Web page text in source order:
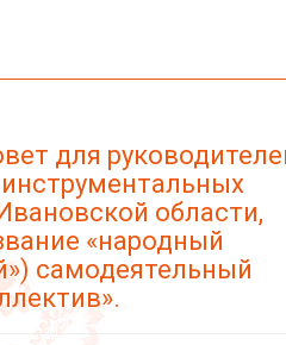
для
области,
«народный
самодеятельный